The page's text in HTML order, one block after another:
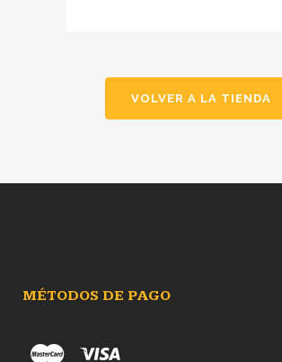
VOLVER A LA TIENDA
MÉTODOS DE PAGO